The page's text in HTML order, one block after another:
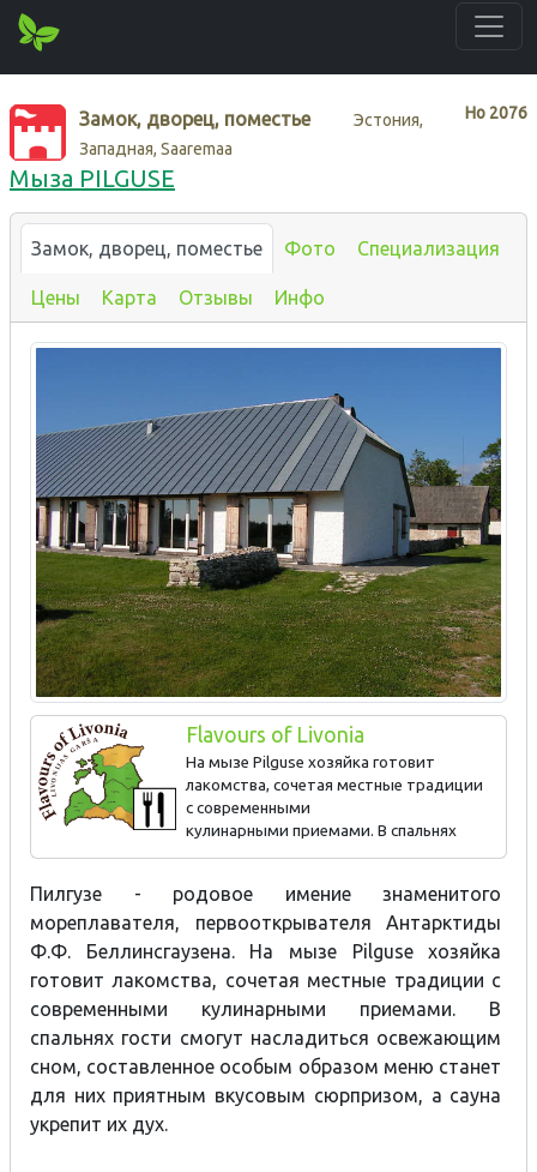
Нo 2076
Замок, дворец, поместье
Эстония,
Западная, Saaremaa
Мыза PILGUSE
Замок, дворец, поместье Фото Специализация
Цены Карта Отзывы Инфо
Flavours of Livonia
На мызе Pilguse хозяйка готовит
лакомства, сочетая местные традиции
с современными
кулинарными приемами. В спальнях
вкусовым сюрпризом, а сауна укрепит их дух.
Баранина
Пилгузе - родовое имение знаменитого
мореплавателя, первооткрывателя Антарктиды
Ф.Ф. Беллинсгаузена. На мызе Pilguse хозяйка
готовит лакомства, сочетая местные традиции с
современными кулинарными приемами. В
спальнях гости смогут насладиться освежающим
сном, составленное особым образом меню станет
для них приятным вкусовым сюрпризом, а сауна
укрепит их дух.